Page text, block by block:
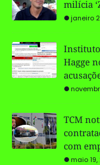
milícia
janeiro
Hagge
TCM
com
maio